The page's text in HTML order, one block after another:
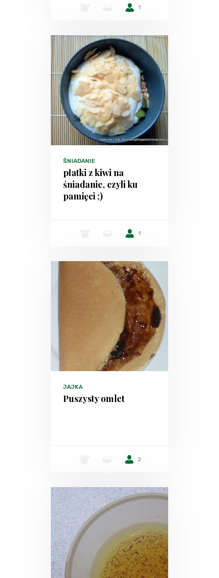
1
ŚNIADANIE
płatki z kiwi na
śniadanie, czyli ku
pamięci ;)
1
JAJKA
Puszysty omlet
2